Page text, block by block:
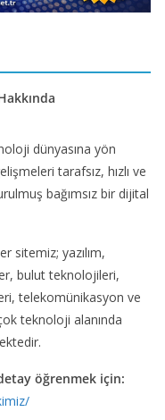
dünyasına yön
tarafsız, hızlı ve
bağımsız bir dijital
sitemiz; yazılım,
bulut teknolojileri,
telekomünikasyon ve
teknoloji alanında
öğrenmek için: